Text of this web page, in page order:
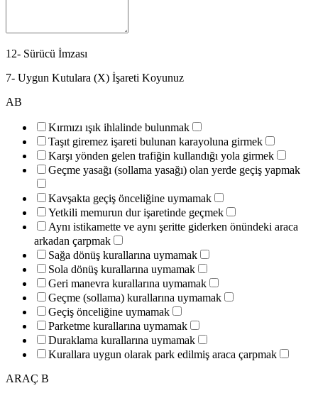
12- Sürücü İmzası
7- Uygun Kutulara (X) İşareti Koyunuz
AB
Kırmızı ışık ihlalinde bulunmak
Taşıt giremez işareti bulunan karayoluna girmek
Karşı yönden gelen trafiğin kullandığı yola girmek
Geçme yasağı (sollama yasağı) olan yerde geçiş yapmak
Kavşakta geçiş önceliğine uymamak
Yetkili memurun dur işaretinde geçmek
Aynı istikamette ve aynı şeritte giderken önündeki araca
arkadan çarpmak
Sağa dönüş kurallarına uymamak
Sola dönüş kurallarına uymamak
Geri manevra kurallarına uymamak
Geçme (sollama) kurallarına uymamak
Geçiş önceliğine uymamak
Parketme kurallarına uymamak
Duraklama kurallarına uymamak
Kurallara uygun olarak park edilmiş araca çarpmak
ARAÇ B